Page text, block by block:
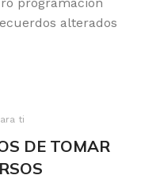
alterados
ti
DE TOMAR